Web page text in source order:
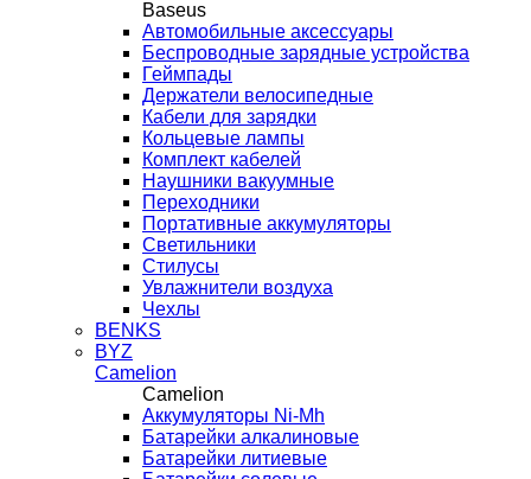
Baseus
Автомобильные аксессуары
Беспроводные зарядные устройства
Геймпады
Держатели велосипедные
Кабели для зарядки
Кольцевые лампы
Комплект кабелей
Наушники вакуумные
Переходники
Портативные аккумуляторы
Светильники
Стилусы
Увлажнители воздуха
Чехлы
BENKS
BYZ
Camelion
Camelion
Аккумуляторы Ni-Mh
Батарейки алкалиновые
Батарейки литиевые